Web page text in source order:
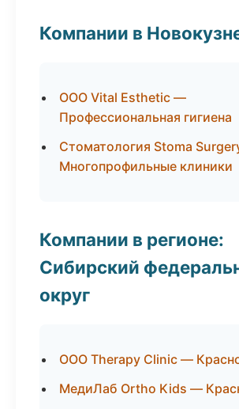
Компании в
ООО Vital Esthetic —
Профессиональная гигиена
Стоматология Stoma
Многопрофильные клиники
Компании в регионе:
Сибирский
округ
ООО Therapy Clinic —
МедиЛаб Ortho Kids —